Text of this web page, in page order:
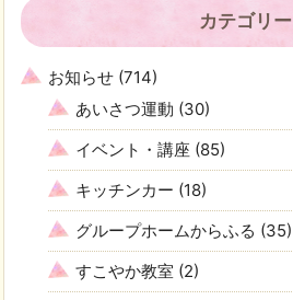
カテゴリー
お知らせ (714)
あいさつ運動 (30)
イベント・講座 (85)
キッチンカー (18)
グループホームからふる (35)
すこやか教室 (2)